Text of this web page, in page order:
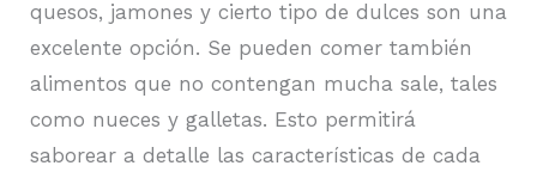
quesos, jamones y cierto tipo de dulces son una
excelente opción. Se pueden comer también
alimentos que no contengan mucha sale, tales
como nueces y galletas. Esto permitirá
saborear a detalle las características de cada